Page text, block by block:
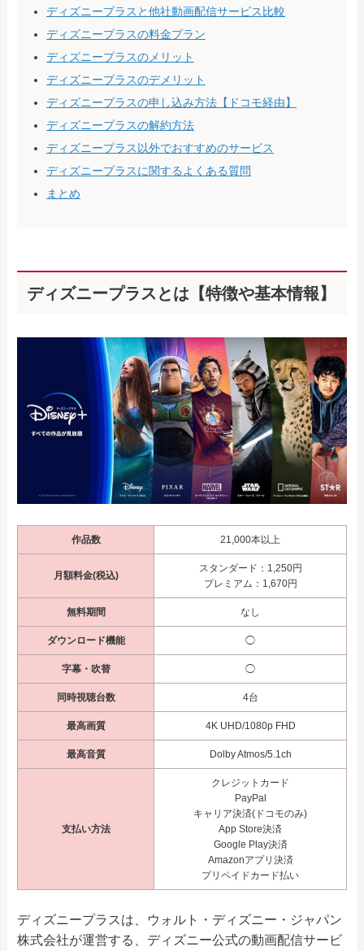
ディズニープラスと他社動画配信サービス比較
ディズニープラスの料金プラン
ディズニープラスのメリット
ディズニープラスのデメリット
ディズニープラスの申し込み方法【ドコモ経由】
ディズニープラスの解約方法
ディズニープラス以外でおすすめのサービス
ディズニープラスに関するよくある質問
まとめ
ディズニープラスとは【特徴や基本情報】
作品数 21,000本以上
月額料金(税込)
スタンダード：1,250円
プレミアム：1,670円
無料期間 なし
ダウンロード機能 ◯
字幕・吹替 ◯
同時視聴台数 4台
最高画質 4K UHD/1080p FHD
最高音質 Dolby Atmos/5.1ch
支払い方法
クレジットカード
PayPal
キャリア決済(ドコモのみ)
App Store決済
Google Play決済
Amazonアプリ決済
プリペイドカード払い
ディズニープラスは、ウォルト・ディズニー・ジャパン
株式会社が運営する、ディズニー公式の動画配信サービ